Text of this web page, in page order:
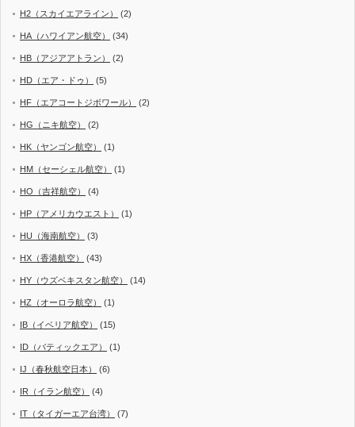
H2（スカイエアライン） (2)
HA（ハワイアン航空） (34)
HB（アジアアトラン） (2)
HD（エア・ドゥ） (5)
HF（エアコートジボワール） (2)
HG（ニキ航空） (2)
HK（ヤンゴン航空） (1)
HM（セーシェル航空） (1)
HO（吉祥航空） (4)
HP（アメリカウエスト） (1)
HU（海南航空） (3)
HX（香港航空） (43)
HY（ウズベキスタン航空） (14)
HZ（オーロラ航空） (1)
IB（イベリア航空） (15)
ID（バティックエア） (1)
IJ（春秋航空日本） (6)
IR（イラン航空） (4)
IT（タイガーエア台湾） (7)